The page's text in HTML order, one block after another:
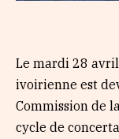
Le mardi 28
ivoirienne est
Commission de
cycle de